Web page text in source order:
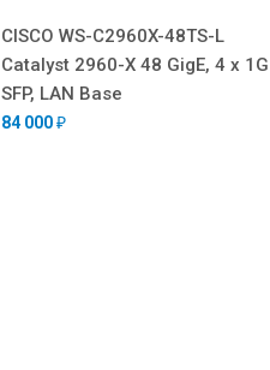
CISCO WS-C2960X-48TS-L
Catalyst 2960-X 48 GigE, 4 x 1G
SFP, LAN Base
84 000 ₽